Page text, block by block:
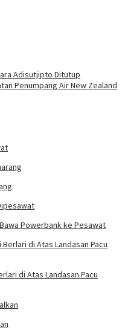
Adisutjipto Ditutup
Penumpang Air New Zealand
Powerbank ke Pesawat
di Atas Landasan Pacu